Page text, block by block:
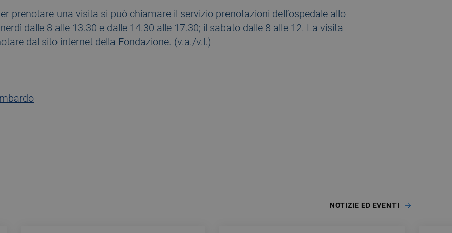
prenotare una visita si può chiamare il servizio prenotazioni dell’ospedale allo
dalle 8 alle 13.30 e dalle 14.30 alle 17.30; il sabato dalle 8 alle 12. La visita
dal sito internet della Fondazione. (v.a./v.l.)
NOTIZIE ED EVENTI